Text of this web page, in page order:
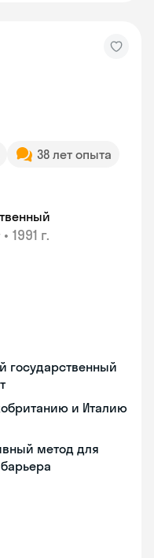
38 лет опыта
• 1991 г.
государственный
и Италию
метод для